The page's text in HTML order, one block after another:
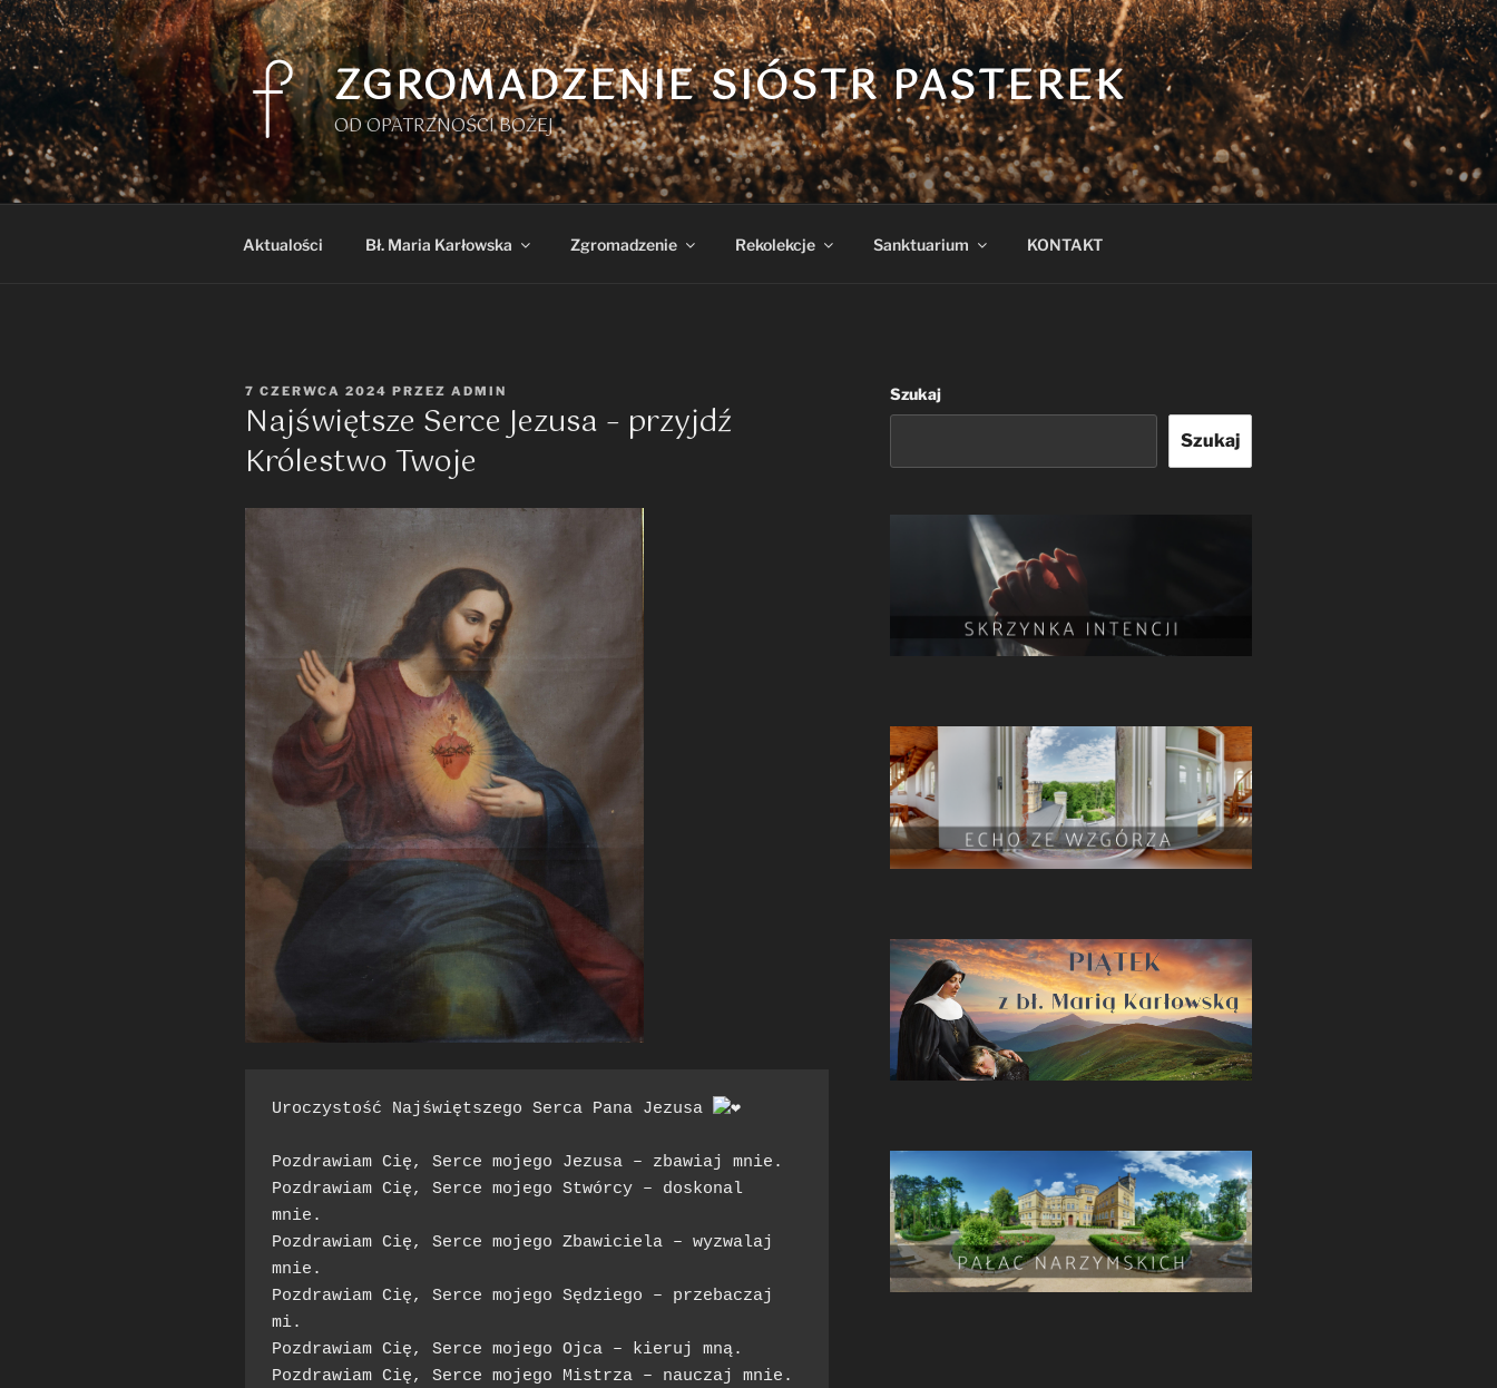
Przejdź
do
treści
ZGROMADZENIE SIÓSTR PASTEREK
OD OPATRZNOŚCI BOŻEJ
Aktualości Bł. Maria Karłowska Zgromadzenie Rekolekcje Sanktuarium KONTAKT
OPUBLIKOWANE
W
7 CZERWCA 2024 PRZEZ ADMIN
Najświętsze Serce Jezusa – przyjdź
Królestwo Twoje
Uroczystość Najświętszego Serca Pana Jezusa
Pozdrawiam Cię, Serce mojego Jezusa – zbawiaj mnie.
Pozdrawiam Cię, Serce mojego Stwórcy – doskonal
mnie.
Pozdrawiam Cię, Serce mojego Zbawiciela – wyzwalaj
mnie.
Pozdrawiam Cię, Serce mojego Sędziego – przebaczaj
mi.
Pozdrawiam Cię, Serce mojego Ojca – kieruj mną.
Pozdrawiam Cię, Serce mojego Mistrza – nauczaj mnie.
Szukaj
Szukaj